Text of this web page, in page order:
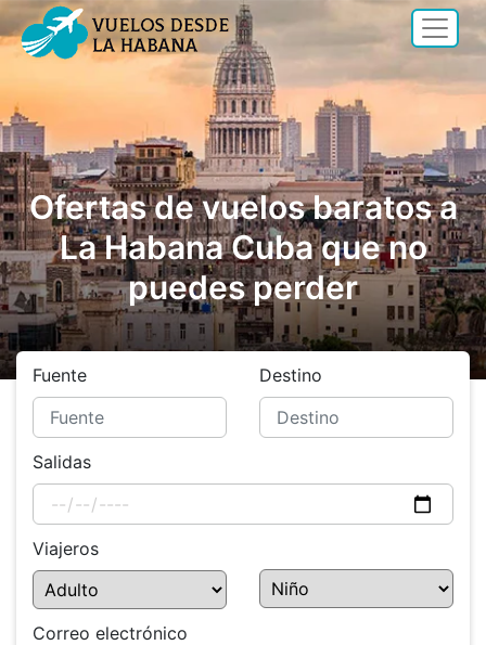
Ofertas de vuelos baratos a
La Habana Cuba que no
puedes perder
Fuente Destino
Salidas
Viajeros
Correo electrónico